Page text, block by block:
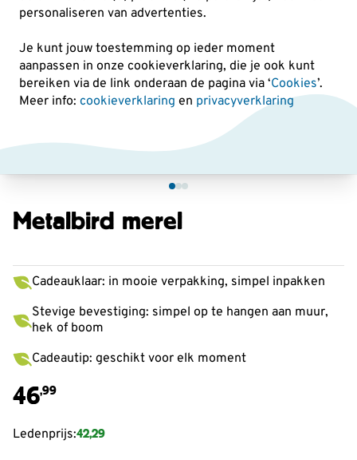
personaliseren van advertenties.
Je kunt jouw toestemming op ieder moment
aanpassen in onze cookieverklaring, die je ook kunt
bereiken via de link onderaan de pagina via ‘Cookies’.
Meer info: cookieverklaring en privacyverklaring
Metalbird merel
Cadeauklaar: in mooie verpakking, simpel inpakken
Stevige bevestiging: simpel op te hangen aan muur,
hek of boom
Cadeautip: geschikt voor elk moment
46,99
Ledenprijs:42,29